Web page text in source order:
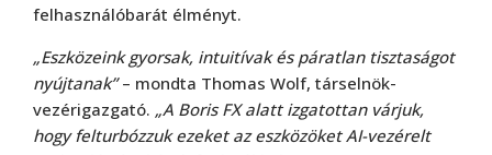
felhasználóbarát élményt.
„Eszközeink gyorsak, intuitívak és páratlan tisztaságot
nyújtanak”– mondta Thomas Wolf, társelnök-
vezérigazgató. „A Boris FX alatt izgatottan várjuk,
hogy felturbózzuk ezeket az eszközöket AI-vezérelt